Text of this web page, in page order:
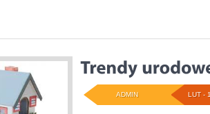
LUT -
ADMIN